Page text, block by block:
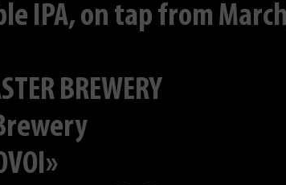
IPA, on tap from
BREWERY